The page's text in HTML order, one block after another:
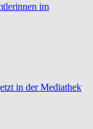
im
in der Mediathek